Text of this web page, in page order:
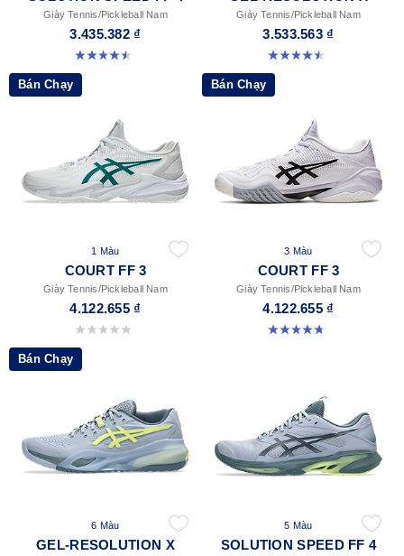
Giày Tennis/Pickleball Nam
3.435.382 ₫
4.5 trong số 5 sao. 41 đánh giá
Giày Tennis/Pickleball Nam
3.533.563 ₫
4.5 trong số 5 sao. 225 đánh giá
Bán Chạy
1 Màu
COURT FF 3
Giày Tennis/Pickleball Nam
4.122.655 ₫
0.0 trong số 5 sao.
Bán Chạy
3 Màu
COURT FF 3
Giày Tennis/Pickleball Nam
4.122.655 ₫
4.7 trong số 5 sao. 203 đánh giá
Bán Chạy
6 Màu
GEL-RESOLUTION X
5 Màu
SOLUTION SPEED FF 4